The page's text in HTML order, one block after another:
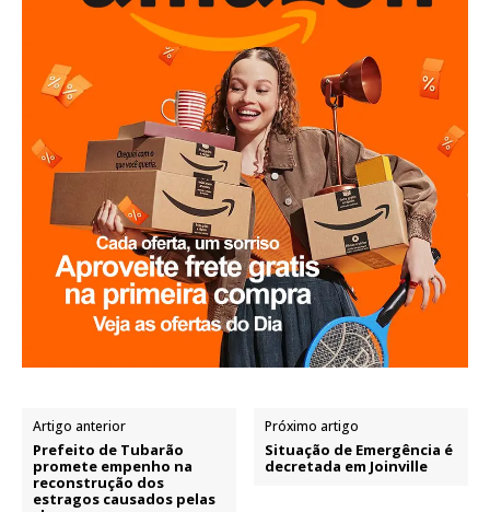
Artigo anterior
Prefeito de Tubarão
promete empenho na
reconstrução dos
estragos causados pelas
Próximo artigo
Situação de Emergência é
decretada em Joinville